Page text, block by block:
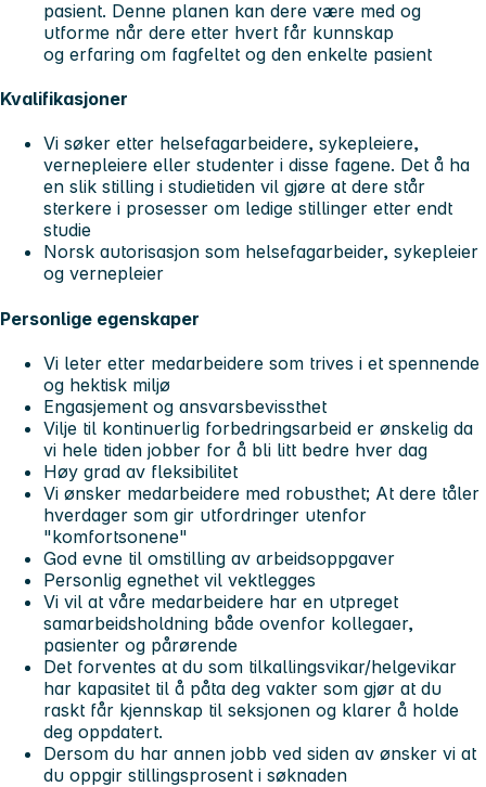
pasient. Denne planen kan dere være med og
utforme når dere etter hvert får kunnskap
og erfaring om fagfeltet og den enkelte pasient
Kvalifikasjoner
Vi søker etter helsefagarbeidere, sykepleiere,
vernepleiere eller studenter i disse fagene. Det å ha
en slik stilling i studietiden vil gjøre at dere står
sterkere i prosesser om ledige stillinger etter endt
studie
Norsk autorisasjon som helsefagarbeider, sykepleier
og vernepleier
Personlige egenskaper
Vi leter etter medarbeidere som trives i et spennende
og hektisk miljø
Engasjement og ansvarsbevissthet
Vilje til kontinuerlig forbedringsarbeid er ønskelig da
vi hele tiden jobber for å bli litt bedre hver dag
Høy grad av fleksibilitet
Vi ønsker medarbeidere med robusthet; At dere tåler
hverdager som gir utfordringer utenfor
"komfortsonene"
God evne til omstilling av arbeidsoppgaver
Personlig egnethet vil vektlegges
Vi vil at våre medarbeidere har en utpreget
samarbeidsholdning både ovenfor kollegaer,
pasienter og pårørende
Det forventes at du som tilkallingsvikar/helgevikar
har kapasitet til å påta deg vakter som gjør at du
raskt får kjennskap til seksjonen og klarer å holde
deg oppdatert.
Dersom du har annen jobb ved siden av ønsker vi at
du oppgir stillingsprosent i søknaden